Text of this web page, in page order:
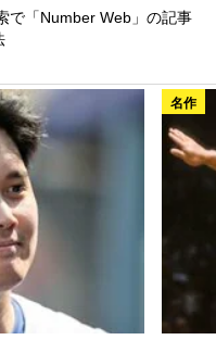
で「Number Web」の記事
名作